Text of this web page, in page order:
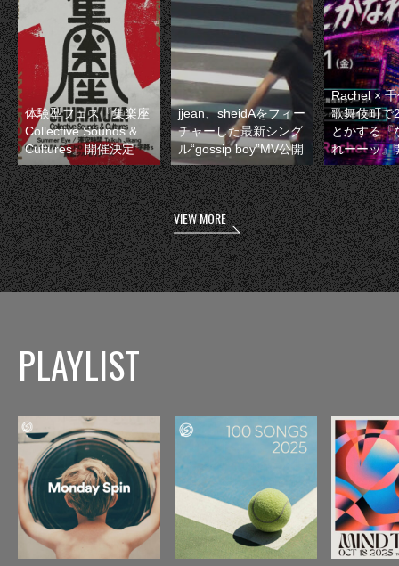
体験型フェス『集楽座
Collective Sounds &
Cultures』開催決定
jjean、sheidAをフィー
チャーした最新シング
ル“gossip boy”MV公開
Rachel ×
歌舞伎町で
とかする『
れーーッ』
VIEW MORE
PLAYLIST